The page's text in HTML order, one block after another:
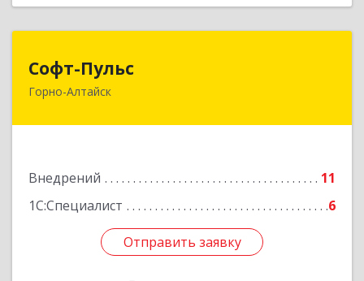
Софт-Пульс
Горно-Алтайск
Внедрений
11
1С:Специалист
6
Отправить заявку
649006, Алтай Респ, Горно-Алтайск г,
Отправить заявку